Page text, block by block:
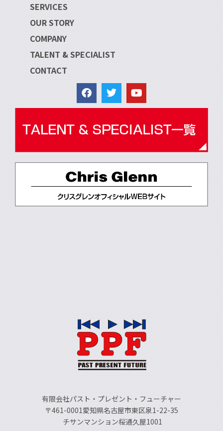
SERVICES
OUR STORY
COMPANY
TALENT & SPECIALIST
CONTACT
有限会社パスト・プレゼント・フューチャー
〒461-0001愛知県名古屋市東区泉1-22-35
チサンマンション桜通久屋1001